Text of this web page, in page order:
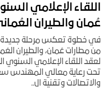
اللقاء الإعلامي
عُمان والطيران
في خطوة تعكس مرحلة جديدة
من مطارات عُمان، والطيران
تحت رعاية معالي المهندس
والاتصالات وتقنية ال..